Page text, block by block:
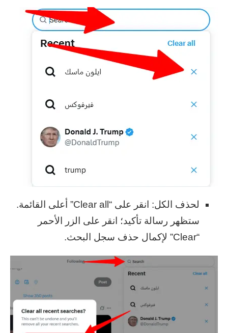
لحذف الكل: انقر على “Clear all” أعلى القائمة.
ستظهر رسالة تأكيد؛ انقر على الزر الأحمر
“Clear” لإكمال حذف سجل البحث.